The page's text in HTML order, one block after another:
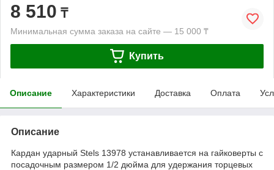
8 510 ₸
Минимальная сумма заказа на сайте — 15 000 ₸
Купить
Описание Характеристики Доставка Оплата
Описание
Кардан ударный Stels 13978 устанавливается на гайковерты с
посадочным размером 1/2 дюйма для удержания торцевых